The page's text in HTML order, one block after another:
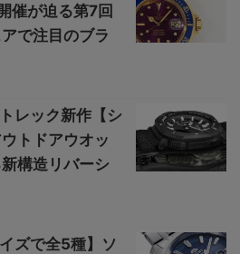
催が迫る第7回
で注目のブラ
レック新作【シ
トドアウオッ
構造リバーシ
ズで全5種】ソ